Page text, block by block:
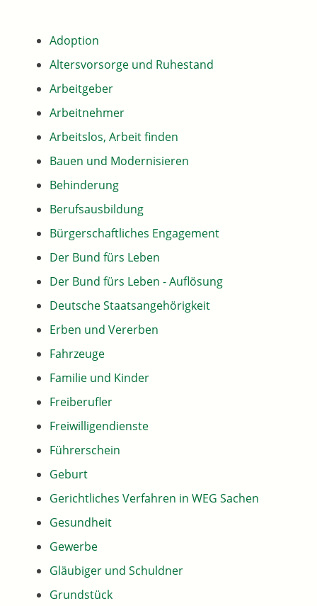
Adoption
Altersvorsorge und Ruhestand
Arbeitgeber
Arbeitnehmer
Arbeitslos, Arbeit finden
Bauen und Modernisieren
Behinderung
Berufsausbildung
Bürgerschaftliches Engagement
Der Bund fürs Leben
Der Bund fürs Leben - Auflösung
Deutsche Staatsangehörigkeit
Erben und Vererben
Fahrzeuge
Familie und Kinder
Freiberufler
Freiwilligendienste
Führerschein
Geburt
Gerichtliches Verfahren in WEG Sachen
Gesundheit
Gewerbe
Gläubiger und Schuldner
Grundstück